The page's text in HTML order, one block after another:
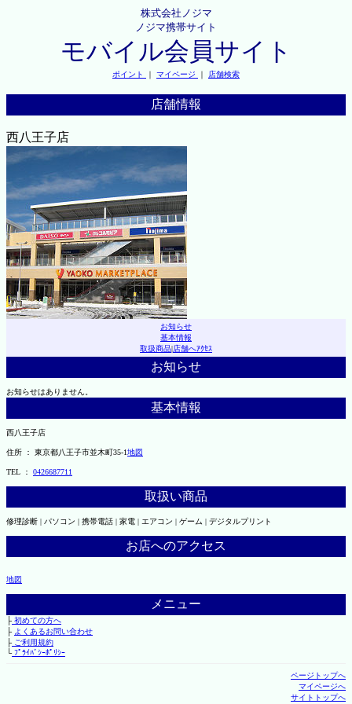
株式会社ノジマ
ノジマ携帯サイト
モバイル会員サイト
ポイント ｜ マイページ ｜ 店舗検索
店舗情報
西八王子店
お知らせ
基本情報
取扱商品|店舗へｱｸｾｽ
お知らせ
お知らせはありません。
基本情報
西八王子店
住所 ： 東京都八王子市並木町35-1地図
TEL ： 0426687711
取扱い商品
修理診断 | パソコン | 携帯電話 | 家電 | エアコン | ゲーム | デジタルプリント
お店へのアクセス
地図
メニュー
├初めての方へ
├ よくあるお問い合わせ
├ご利用規約
└ﾌﾟﾗｲﾊﾞｼｰﾎﾟﾘｼｰ
ページトップへ
マイページへ
サイトトップへ